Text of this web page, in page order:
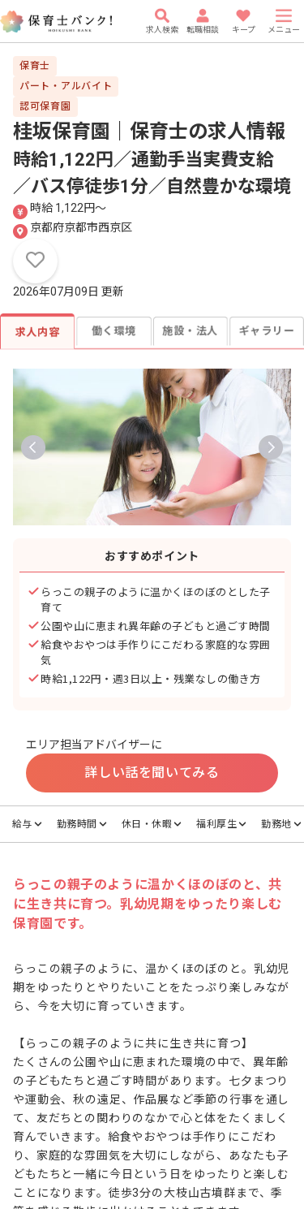
求人検索 転職相談 キープ メニュー
保育士
パート・アルバイト
認可保育園
桂坂保育園｜保育士の求人情報
時給1,122円／通勤手当実費支給
／バス停徒歩1分／自然豊かな環境
時給 1,122円〜
京都府京都市西京区
2026年07月09日 更新
求人内容 働く環境 施設・法人 ギャラリー
おすすめポイント
らっこの親子のように温かくほのぼのとした子
育て
公園や山に恵まれ異年齢の子どもと過ごす時間
給食やおやつは手作りにこだわる家庭的な雰囲
気
時給1,122円・週3日以上・残業なしの働き方
エリア担当アドバイザーに
詳しい話を聞いてみる
給与 勤務時間 休日・休暇 福利厚生 勤務地
らっこの親子のように温かくほのぼのと、共
に生き共に育つ。乳幼児期をゆったり楽しむ
保育園です。
らっこの親子のように、温かくほのぼのと。乳幼児
期をゆったりとやりたいことをたっぷり楽しみなが
ら、今を大切に育っていきます。
【らっこの親子のように共に生き共に育つ】
たくさんの公園や山に恵まれた環境の中で、異年齢
の子どもたちと過ごす時間があります。七夕まつり
や運動会、秋の遠足、作品展など季節の行事を通し
て、友だちとの関わりのなかで心と体をたくましく
育んでいきます。給食やおやつは手作りにこだわ
り、家庭的な雰囲気を大切にしながら、あなたも子
どもたちと一緒に今日という日をゆったりと楽しむ
ことになります。徒歩3分の大枝山古墳群まで、季